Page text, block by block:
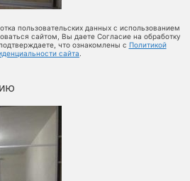
пользовательских данных с использованием
сайтом, Вы даете Согласие на обработку
что ознакомлены с Политикой
сайта